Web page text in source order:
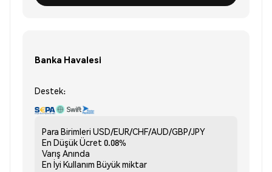
Banka Havalesi
Destek:
Para Birimleri USD/EUR/CHF/AUD/GBP/JPY
En Düşük Ücret 0.08%
Varış Anında
En İyi Kullanım Büyük miktar